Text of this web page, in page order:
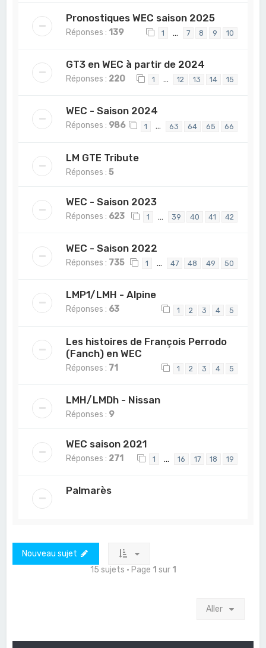
Pronostiques WEC saison 2025
Réponses : 139 1 … 7 8 9 10
GT3 en WEC à partir de 2024
Réponses : 220 1 … 12 13 14 15
WEC - Saison 2024
Réponses : 986 1 … 63 64 65 66
LM GTE Tribute
Réponses :5
WEC - Saison 2023
Réponses : 623 1 … 39 40 41 42
WEC - Saison 2022
Réponses : 735 1 … 47 48 49 50
LMP1/LMH - Alpine
Réponses : 63 1 2 3 4 5
Les histoires de François Perrodo
(Fanch) en WEC
Réponses : 71 1 2 3 4 5
LMH/LMDh - Nissan
Réponses : 9
WEC saison 2021
Réponses : 271 1 … 16 17 18 19
Palmarès
Nouveau sujet
15 sujets • Page 1 sur 1
Aller